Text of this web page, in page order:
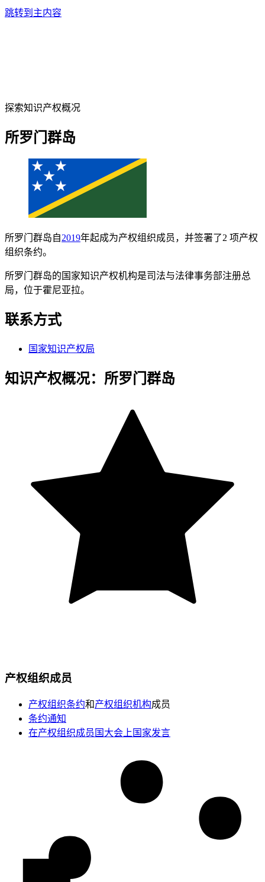
跳转到主内容
探索知识产权概况
所罗门群岛
所罗门群岛自2019年起成为产权组织成员，并签署了2 项产权
组织条约。
所罗门群岛的国家知识产权机构是司法与法律事务部注册总
局，位于霍尼亚拉。
联系方式
国家知识产权局
知识产权概况：所罗门群岛
产权组织成员
产权组织条约和产权组织机构成员
条约通知
在产权组织成员国大会上国家发言